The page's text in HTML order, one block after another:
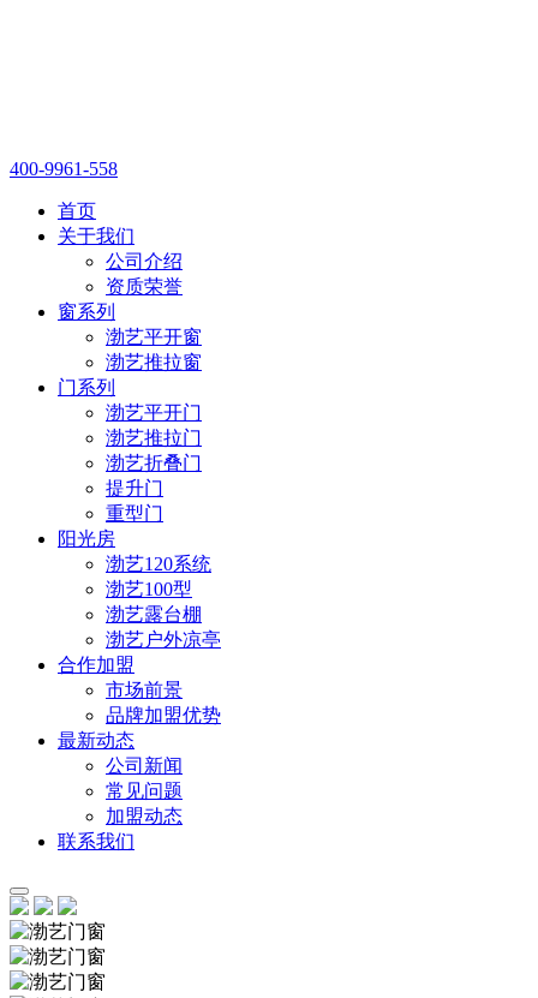
400-9961-558
首页
关于我们
公司介绍
资质荣誉
窗系列
渤艺平开窗
渤艺推拉窗
门系列
渤艺平开门
渤艺推拉门
渤艺折叠门
提升门
重型门
阳光房
渤艺120系统
渤艺100型
渤艺露台棚
渤艺户外凉亭
合作加盟
市场前景
品牌加盟优势
最新动态
公司新闻
常见问题
加盟动态
联系我们